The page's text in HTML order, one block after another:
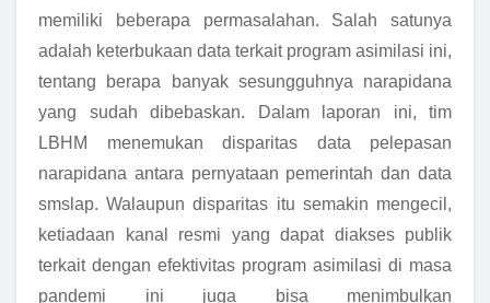
memiliki beberapa permasalahan. Salah satunya
adalah keterbukaan data terkait program asimilasi ini,
tentang berapa banyak sesungguhnya narapidana
yang sudah dibebaskan. Dalam laporan ini, tim
LBHM menemukan disparitas data pelepasan
narapidana antara pernyataan pemerintah dan data
smslap. Walaupun disparitas itu semakin mengecil,
ketiadaan kanal resmi yang dapat diakses publik
terkait dengan efektivitas program asimilasi di masa
pandemi ini juga bisa menimbulkan